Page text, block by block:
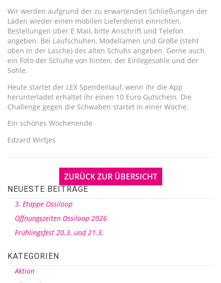
Wir werden aufgrund der zu erwartenden Schließungen der
Läden wieder einen mobilen Lieferdienst einrichten.
Bestellungen über E Mail, bitte Anschrift und Telefon
angeben. Bei Laufschuhen, Modellamen und Größe (steht
oben in der Lasche) des alten Schuhs angeben. Gerne auch
ein Foto der Schuhe von hinten, der Einlegesohle und der
Sohle.
Heute startet der LEX Spendenlauf, wenn ihr die App
herunterladet erhaltet ihr einen 10 Euro Gutschein. Die
Challenge gegen die Schwaben startet in einer Woche.
Ein schönes Wochenende
Edzard Wirtjes
ZURÜCK ZUR ÜBERSICHT
NEUESTE BEITRÄGE
3. Etappe Ossiloop
Öffnungszeiten Ossiloop 2026
Frühlingsfest 20.3. und 21.3.
KATEGORIEN
Aktion